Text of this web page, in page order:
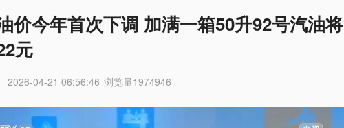
价今年首次下调 加满一箱50升92号汽油将
元
2026-04-21 06:56:46 浏览量1974946